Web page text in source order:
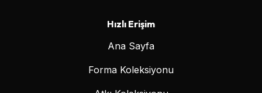
Hızlı Erişim
Ana Sayfa
Forma Koleksiyonu